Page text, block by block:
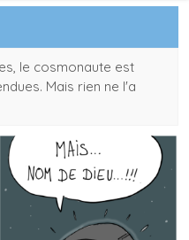
le cosmonaute est
Mais rien ne l'a